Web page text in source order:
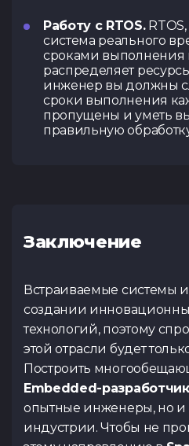
Работу с RTOS.
система реального
сроками
распределяет
инженер вы должны
сроки выполнения
пропущены и уметь
правильную
Заключение
Встраиваемые системы
создании
технологий, поэтому
этой отрасли будет
Построить
Embedded-
опытные инженеры, но и
индустрии. Чтобы не